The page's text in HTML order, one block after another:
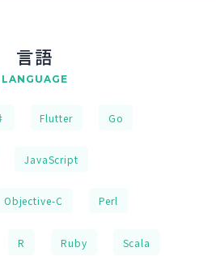
言語
LANGUAGE
Flutter Go
JavaScript
Objective-C Perl
R Ruby Scala